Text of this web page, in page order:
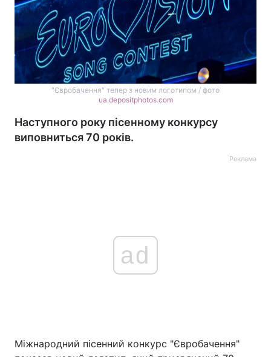
"Євробачення" тепер з новим логотипом / фото
ua.depositphotos.com
Наступного року пісенному конкурсу
виповниться 70 років.
Реклама
ad
Міжнародний пісенний конкурс "Євробачення"